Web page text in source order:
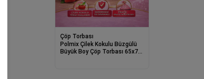
Çöp Torbası
Polmix Çilek Kokulu Büzgülü
Büyük Boy Çöp Torbası 65x70